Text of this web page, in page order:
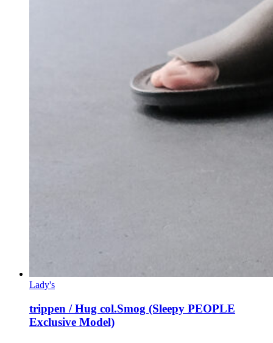
Lady's
trippen / Hug col.Smog (Sleepy PEOPLE
Exclusive Model)